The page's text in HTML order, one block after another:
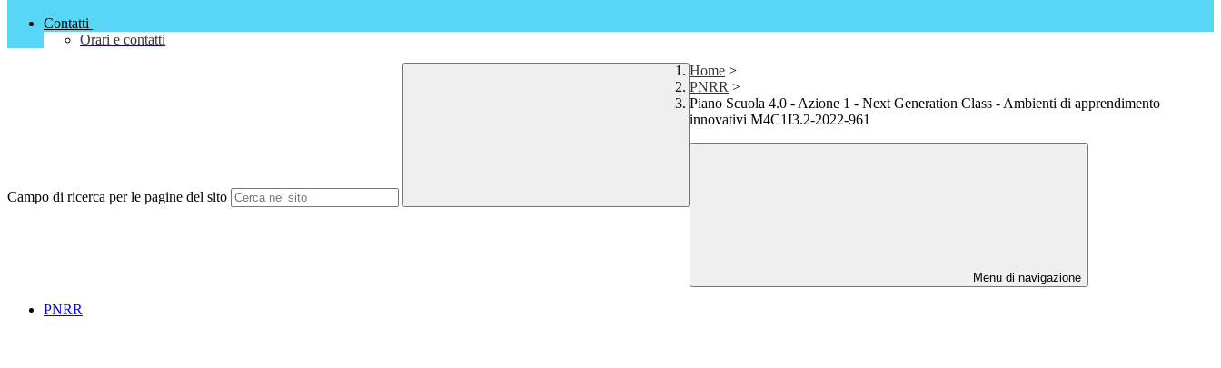
Contatti
Orari e contatti
Campo di ricerca per le pagine del sito
Home >
PNRR >
Piano Scuola 4.0 - Azione 1 - Next Generation Class - Ambienti di apprendimento
innovativi M4C1I3.2-2022-961
Menu di navigazione
PNRR